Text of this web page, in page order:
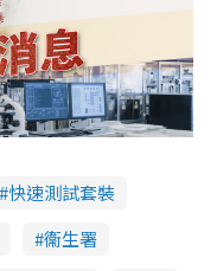
快速測試套裝
衞生署